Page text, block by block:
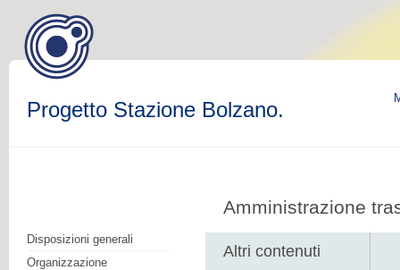
Progetto Stazione Bolzano.
Disposizioni generali
Organizzazione
Amministrazione
Altri contenuti